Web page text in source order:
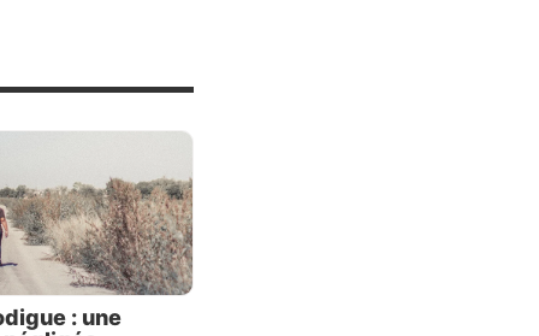
et
et
: une